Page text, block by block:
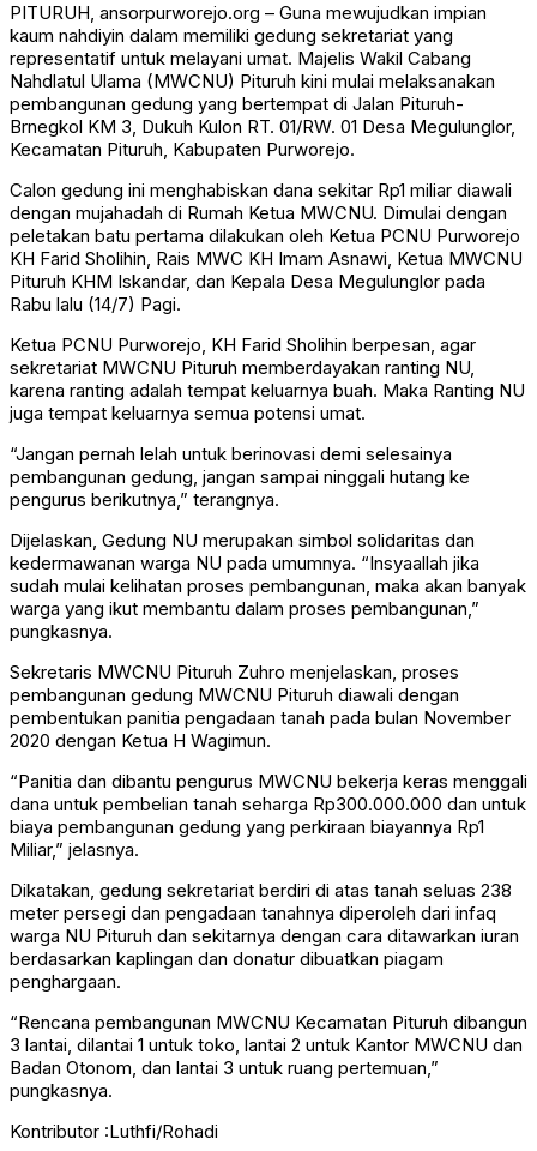
PITURUH, ansorpurworejo.org – Guna mewujudkan impian
kaum nahdiyin dalam memiliki gedung sekretariat yang
representatif untuk melayani umat. Majelis Wakil Cabang
Nahdlatul Ulama (MWCNU) Pituruh kini mulai melaksanakan
pembangunan gedung yang bertempat di Jalan Pituruh-
Brnegkol KM 3, Dukuh Kulon RT. 01/RW. 01 Desa Megulunglor,
Kecamatan Pituruh, Kabupaten Purworejo.
Calon gedung ini menghabiskan dana sekitar Rp1 miliar diawali
dengan mujahadah di Rumah Ketua MWCNU. Dimulai dengan
peletakan batu pertama dilakukan oleh Ketua PCNU Purworejo
KH Farid Sholihin, Rais MWC KH Imam Asnawi, Ketua MWCNU
Pituruh KHM Iskandar, dan Kepala Desa Megulunglor pada
Rabu lalu (14/7) Pagi.
Ketua PCNU Purworejo, KH Farid Sholihin berpesan, agar
sekretariat MWCNU Pituruh memberdayakan ranting NU,
karena ranting adalah tempat keluarnya buah. Maka Ranting NU
juga tempat keluarnya semua potensi umat.
“Jangan pernah lelah untuk berinovasi demi selesainya
pembangunan gedung, jangan sampai ninggali hutang ke
pengurus berikutnya,” terangnya.
Dijelaskan, Gedung NU merupakan simbol solidaritas dan
kedermawanan warga NU pada umumnya. “Insyaallah jika
sudah mulai kelihatan proses pembangunan, maka akan banyak
warga yang ikut membantu dalam proses pembangunan,”
pungkasnya.
Sekretaris MWCNU Pituruh Zuhro menjelaskan, proses
pembangunan gedung MWCNU Pituruh diawali dengan
pembentukan panitia pengadaan tanah pada bulan November
2020 dengan Ketua H Wagimun.
“Panitia dan dibantu pengurus MWCNU bekerja keras menggali
dana untuk pembelian tanah seharga Rp300.000.000 dan untuk
biaya pembangunan gedung yang perkiraan biayannya Rp1
Miliar,” jelasnya.
Dikatakan, gedung sekretariat berdiri di atas tanah seluas 238
meter persegi dan pengadaan tanahnya diperoleh dari infaq
warga NU Pituruh dan sekitarnya dengan cara ditawarkan iuran
berdasarkan kaplingan dan donatur dibuatkan piagam
penghargaan.
“Rencana pembangunan MWCNU Kecamatan Pituruh dibangun
3 lantai, dilantai 1 untuk toko, lantai 2 untuk Kantor MWCNU dan
Badan Otonom, dan lantai 3 untuk ruang pertemuan,”
pungkasnya.
Kontributor :Luthfi/Rohadi